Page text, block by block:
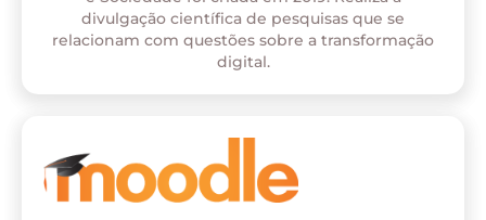
divulgação científica de pesquisas que se
relacionam com questões sobre a transformação
digital.